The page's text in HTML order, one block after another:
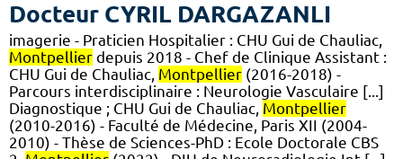
Docteur CYRIL DARGAZANLI
imagerie - Praticien Hospitalier : CHU Gui de Chauliac,
Montpellier depuis 2018 - Chef de Clinique Assistant :
CHU Gui de Chauliac, Montpellier (2016-2018) -
Parcours interdisciplinaire : Neurologie Vasculaire [...]
Diagnostique ; CHU Gui de Chauliac, Montpellier
(2010-2016) - Faculté de Médecine, Paris XII (2004-
2010) - Thèse de Sciences-PhD : Ecole Doctorale CBS